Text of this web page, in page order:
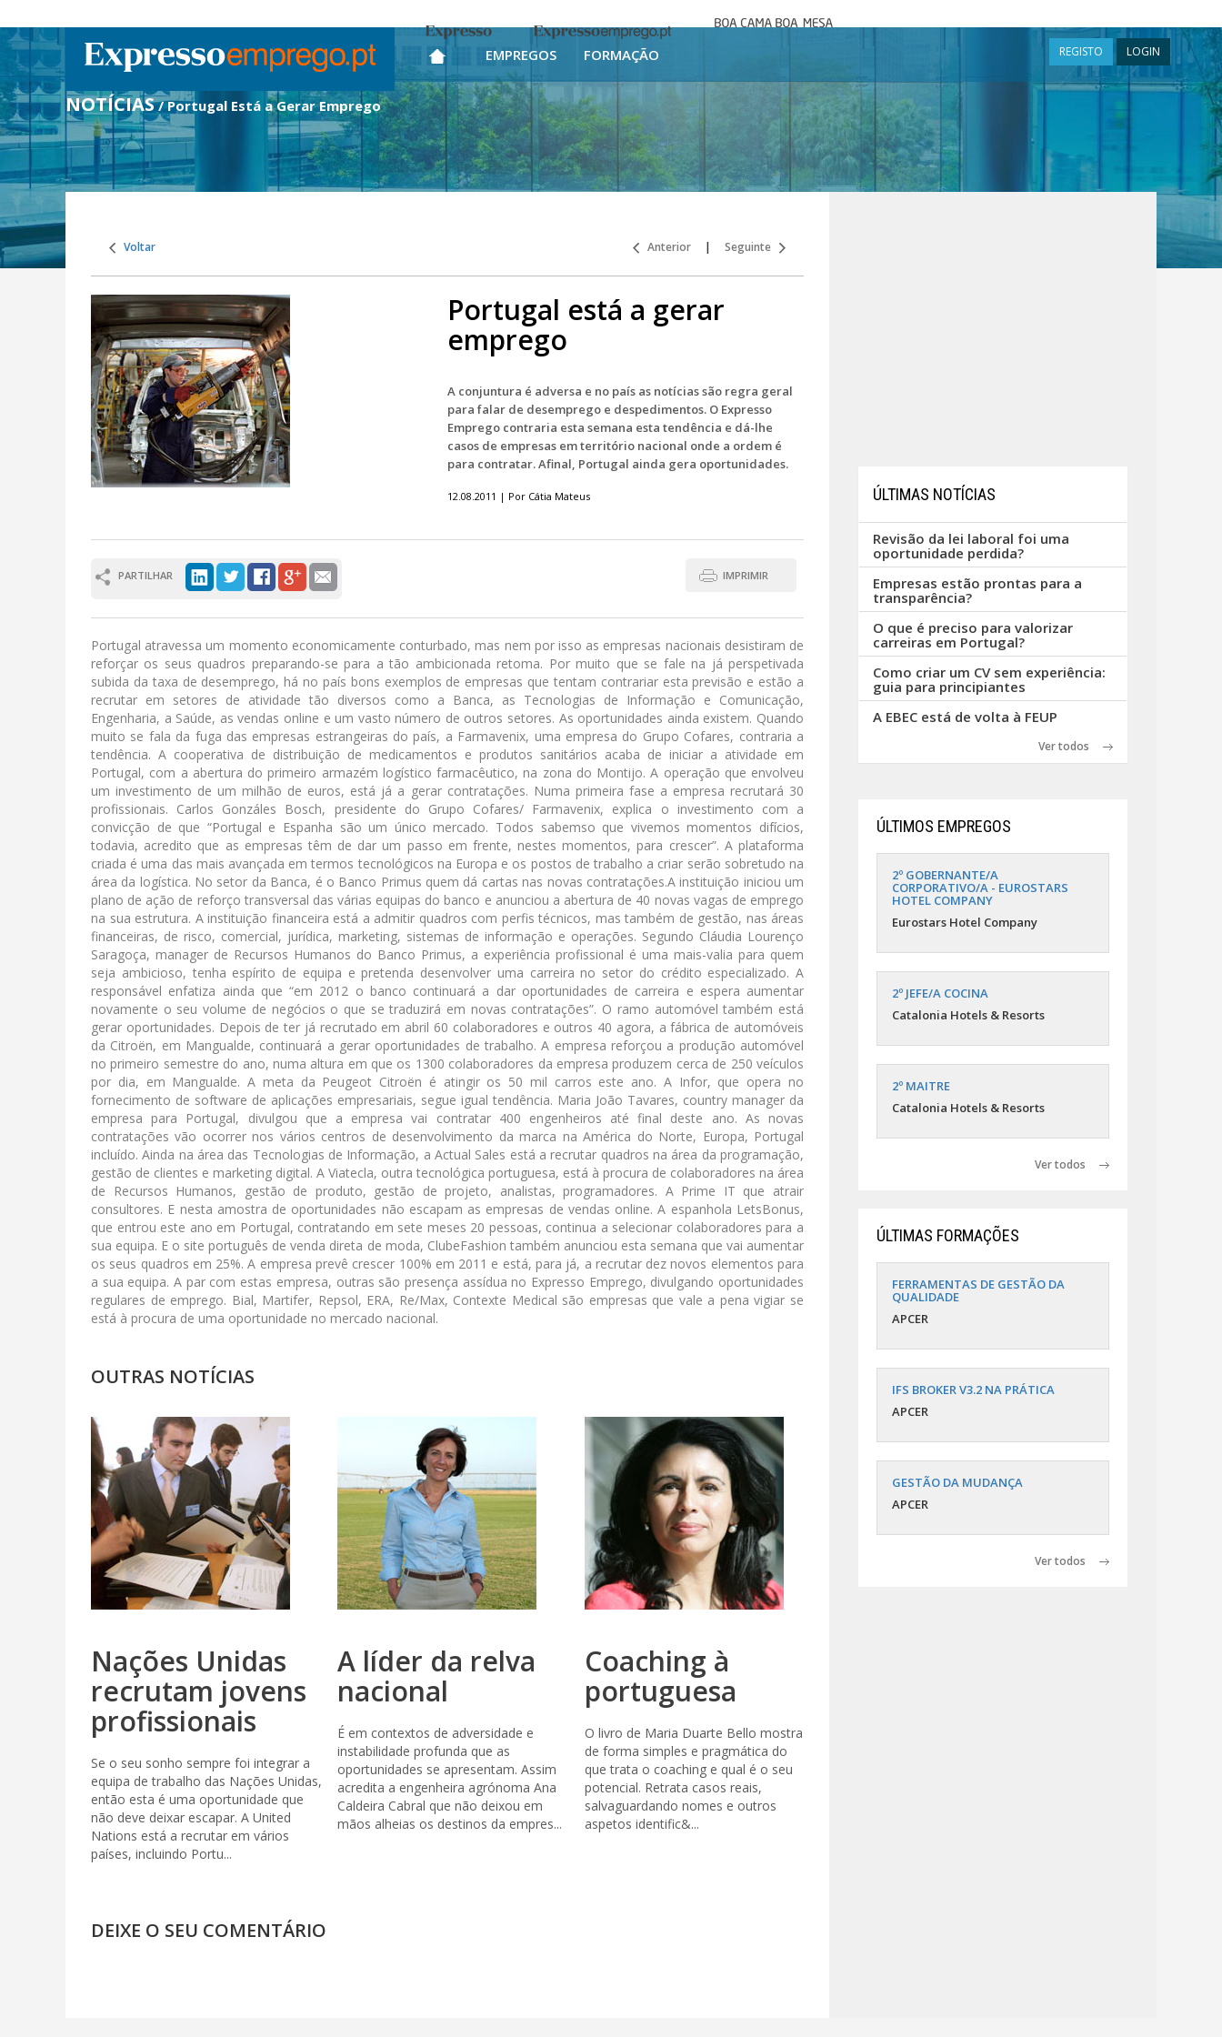
Expresso Expresso Emprego
mesa
EMPREGOS FORMAÇÃO REGISTO LOGIN
NOTÍCIAS / Portugal Está a Gerar Emprego
Voltar Anterior | Seguinte
Portugal está a gerar
emprego
A conjuntura é adversa e no país as notícias são regra geral
para falar de desemprego e despedimentos. O Expresso
Emprego contraria esta semana esta tendência e dá-lhe
casos de empresas em território nacional onde a ordem é
para contratar. Afinal, Portugal ainda gera oportunidades.
12.08.2011 | Por Cátia Mateus
PARTILHAR IMPRIMIR
Portugal atravessa um momento economicamente conturbado, mas nem por isso as empresas nacionais desistiram de
reforçar os seus quadros preparando-se para a tão ambicionada retoma. Por muito que se fale na já perspetivada
subida da taxa de desemprego, há no país bons exemplos de empresas que tentam contrariar esta previsão e estão a
recrutar em setores de atividade tão diversos como a Banca, as Tecnologias de Informação e Comunicação,
Engenharia, a Saúde, as vendas online e um vasto número de outros setores. As oportunidades ainda existem. Quando
muito se fala da fuga das empresas estrangeiras do país, a Farmavenix, uma empresa do Grupo Cofares, contraria a
tendência. A cooperativa de distribuição de medicamentos e produtos sanitários acaba de iniciar a atividade em
Portugal, com a abertura do primeiro armazém logístico farmacêutico, na zona do Montijo. A operação que envolveu
um investimento de um milhão de euros, está já a gerar contratações. Numa primeira fase a empresa recrutará 30
profissionais. Carlos Gonzáles Bosch, presidente do Grupo Cofares/ Farmavenix, explica o investimento com a
convicção de que “Portugal e Espanha são um único mercado. Todos sabemso que vivemos momentos difícios,
todavia, acredito que as empresas têm de dar um passo em frente, nestes momentos, para crescer”. A plataforma
criada é uma das mais avançada em termos tecnológicos na Europa e os postos de trabalho a criar serão sobretudo na
área da logística. No setor da Banca, é o Banco Primus quem dá cartas nas novas contratações.A instituição iniciou um
plano de ação de reforço transversal das várias equipas do banco e anunciou a abertura de 40 novas vagas de emprego
na sua estrutura. A instituição financeira está a admitir quadros com perfis técnicos, mas também de gestão, nas áreas
financeiras, de risco, comercial, jurídica, marketing, sistemas de informação e operações. Segundo Cláudia Lourenço
Saragoça, manager de Recursos Humanos do Banco Primus, a experiência profissional é uma mais-valia para quem
seja ambicioso, tenha espírito de equipa e pretenda desenvolver uma carreira no setor do crédito especializado. A
responsável enfatiza ainda que “em 2012 o banco continuará a dar oportunidades de carreira e espera aumentar
novamente o seu volume de negócios o que se traduzirá em novas contratações”. O ramo automóvel também está
gerar oportunidades. Depois de ter já recrutado em abril 60 colaboradores e outros 40 agora, a fábrica de automóveis
da Citroën, em Mangualde, continuará a gerar oportunidades de trabalho. A empresa reforçou a produção automóvel
no primeiro semestre do ano, numa altura em que os 1300 colaboradores da empresa produzem cerca de 250 veículos
por dia, em Mangualde. A meta da Peugeot Citroën é atingir os 50 mil carros este ano. A Infor, que opera no
fornecimento de software de aplicações empresariais, segue igual tendência. Maria João Tavares, country manager da
empresa para Portugal, divulgou que a empresa vai contratar 400 engenheiros até final deste ano. As novas
contratações vão ocorrer nos vários centros de desenvolvimento da marca na América do Norte, Europa, Portugal
incluído. Ainda na área das Tecnologias de Informação, a Actual Sales está a recrutar quadros na área da programação,
gestão de clientes e marketing digital. A Viatecla, outra tecnológica portuguesa, está à procura de colaboradores na área
de Recursos Humanos, gestão de produto, gestão de projeto, analistas, programadores. A Prime IT que atrair
consultores. E nesta amostra de oportunidades não escapam as empresas de vendas online. A espanhola LetsBonus,
que entrou este ano em Portugal, contratando em sete meses 20 pessoas, continua a selecionar colaboradores para a
sua equipa. E o site português de venda direta de moda, ClubeFashion também anunciou esta semana que vai aumentar
os seus quadros em 25%. A empresa prevê crescer 100% em 2011 e está, para já, a recrutar dez novos elementos para
a sua equipa. A par com estas empresa, outras são presença assídua no Expresso Emprego, divulgando oportunidades
regulares de emprego. Bial, Martifer, Repsol, ERA, Re/Max, Contexte Medical são empresas que vale a pena vigiar se
está à procura de uma oportunidade no mercado nacional.
OUTRAS NOTÍCIAS
Nações Unidas
recrutam jovens
profissionais
Se o seu sonho sempre foi integrar a
equipa de trabalho das Nações Unidas,
então esta é uma oportunidade que
não deve deixar escapar. A United
Nations está a recrutar em vários
países, incluindo Portu...
A líder da relva
nacional
É em contextos de adversidade e
instabilidade profunda que as
oportunidades se apresentam. Assim
acredita a engenheira agrónoma Ana
Caldeira Cabral que não deixou em
mãos alheias os destinos da empres...
Coaching à
portuguesa
O livro de Maria Duarte Bello mostra
de forma simples e pragmática do
que trata o coaching e qual é o seu
potencial. Retrata casos reais,
salvaguardando nomes e outros
aspetos identific&...
DEIXE O SEU COMENTÁRIO
ÚLTIMAS NOTÍCIAS
Revisão da lei laboral foi uma
oportunidade perdida?
Empresas estão prontas para a
transparência?
O que é preciso para valorizar
carreiras em Portugal?
Como criar um CV sem experiência:
guia para principiantes
A EBEC está de volta à FEUP
Ver todos
ÚLTIMOS EMPREGOS
2º GOBERNANTE/A
CORPORATIVO/A - EUROSTARS
HOTEL COMPANY
Eurostars Hotel Company
2º JEFE/A COCINA
Catalonia Hotels & Resorts
2º MAITRE
Catalonia Hotels & Resorts
Ver todos
ÚLTIMAS FORMAÇÕES
FERRAMENTAS DE GESTÃO DA
QUALIDADE
APCER
IFS BROKER V3.2 NA PRÁTICA
APCER
GESTÃO DA MUDANÇA
APCER
Ver todos